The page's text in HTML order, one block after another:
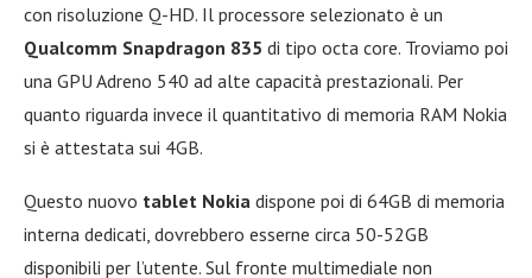
con risoluzione Q-HD. Il processore selezionato è un
Qualcomm Snapdragon 835 di tipo octa core. Troviamo poi
una GPU Adreno 540 ad alte capacità prestazionali. Per
quanto riguarda invece il quantitativo di memoria RAM Nokia
si è attestata sui 4GB.
Questo nuovo tablet Nokia dispone poi di 64GB di memoria
interna dedicati, dovrebbero esserne circa 50-52GB
disponibili per l’utente. Sul fronte multimediale non